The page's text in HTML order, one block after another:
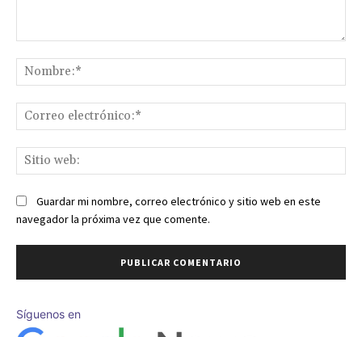
Guardar mi nombre, correo electrónico y sitio web en este
navegador la próxima vez que comente.
Síguenos en